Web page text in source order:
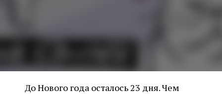
До Нового года осталось 23 дня. Чем